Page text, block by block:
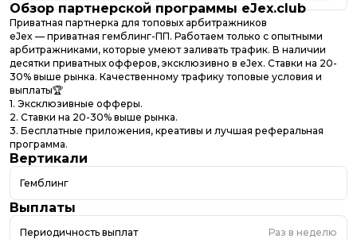
Обзор партнерской программыeJex.club
Приватная партнерка для топовых арбитражников
eJex — приватная гемблинг-ПП. Работаем только с опытными
арбитражниками, которые умеют заливать трафик. В наличии
десятки приватных офферов, эксклюзивно в eJex. Ставки на 20-
30% выше рынка. Качественному трафику топовые условия и
выплаты🏆
1. Эксклюзивные офферы.
2. Ставки на 20-30% выше рынка.
3. Бесплатные приложения, креативы и лучшая реферальная
программа.
Вертикали
Гемблинг
Выплаты
Периодичность выплат
Раз в неделю